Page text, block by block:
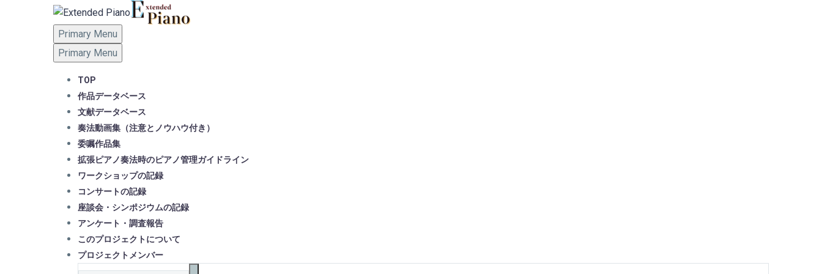
Primary Menu
Primary Menu
TOP
作品データベース
文献データベース
奏法動画集（注意とノウハウ付き）
委嘱作品集
拡張ピアノ奏法時のピアノ管理ガイドライン
ワークショップの記録
コンサートの記録
座談会・シンポジウムの記録
アンケート・調査報告
このプロジェクトについて
プロジェクトメンバー